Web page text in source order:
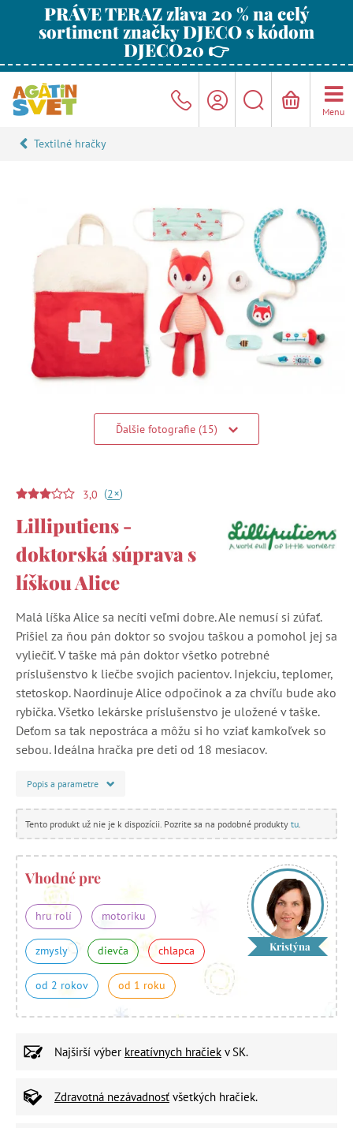
PRÁVE TERAZ zľava 20 % na celý
sortiment značky DJECO s kódom
DJECO20 👉
Menu
Textilné hračky
Ďalšie fotografie (15)
3,0 (2+)
Lilliputiens -
doktorská súprava s
líškou Alice
Malá líška Alice sa necíti veľmi dobre. Ale nemusí si zúfať.
Prišiel za ňou pán doktor so svojou taškou a pomohol jej sa
vyliečiť. V taške má pán doktor všetko potrebné
príslušenstvo k liečbe svojich pacientov. Injekciu, teplomer,
stetoskop. Naordinuje Alice odpočinok a za chvíľu bude ako
rybička. Všetko lekárske príslušenstvo je uložené v taške.
Deťom sa tak nepostráca a môžu si ho vziať kamkoľvek so
sebou. Ideálna hračka pre deti od 18 mesiacov.
Popis a parametre
Tento produkt už nie je k dispozícii. Pozrite sa na podobné produkty tu.
Vhodné pre
hru rolí motoriku
zmysly dievča chlapca
od 2 rokov od 1 roku
Kristýna
Najširší výber kreatívnych hračiek v SK.
Zdravotná nezávadnosť všetkých hračiek.